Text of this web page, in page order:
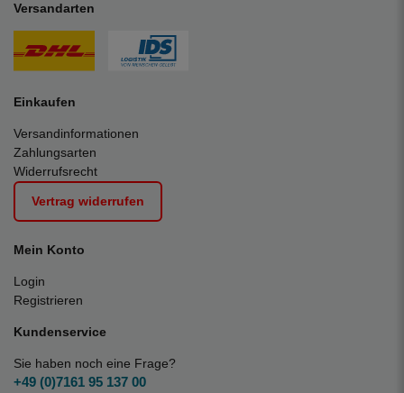
Versandarten
Einkaufen
Versandinformationen
Zahlungsarten
Widerrufsrecht
Vertrag widerrufen
Mein Konto
Login
Registrieren
Kundenservice
Sie haben noch eine Frage?
+49 (0)7161 95 137 00